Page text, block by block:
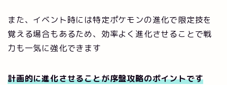
また、イベント時には特定ポケモンの進化で限定技を
覚える場合もあるため、効率よく進化させることで戦
力も一気に強化できます
計画的に進化させることが序盤攻略のポイントです